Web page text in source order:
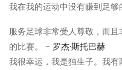
我在我的运动中没有赚到足
服务足球非常受人尊敬，而
的比赛。 - 罗杰·斯托巴赫
我很幸运，我是独生子。我